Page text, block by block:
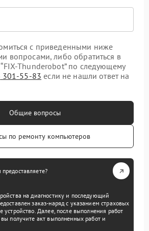
с приведенными ниже
вопросами, либо обратиться в
Thunderobot” по следующему
301-55-83 если не нашли ответ на
Общие вопросы
по ремонту компьютеров
на диагностику и последующий
заказ-наряд с указанием страховых
устройство. Далее, после выполнения работ
получите акт выполненных работ и